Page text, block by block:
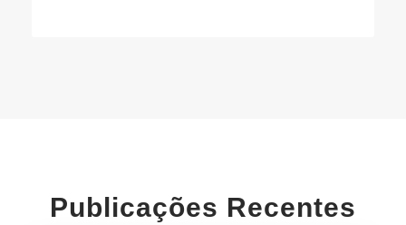
Publicações Recentes